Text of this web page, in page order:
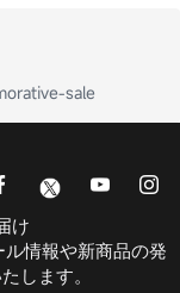
sale
け
情報や新商品の発
します。